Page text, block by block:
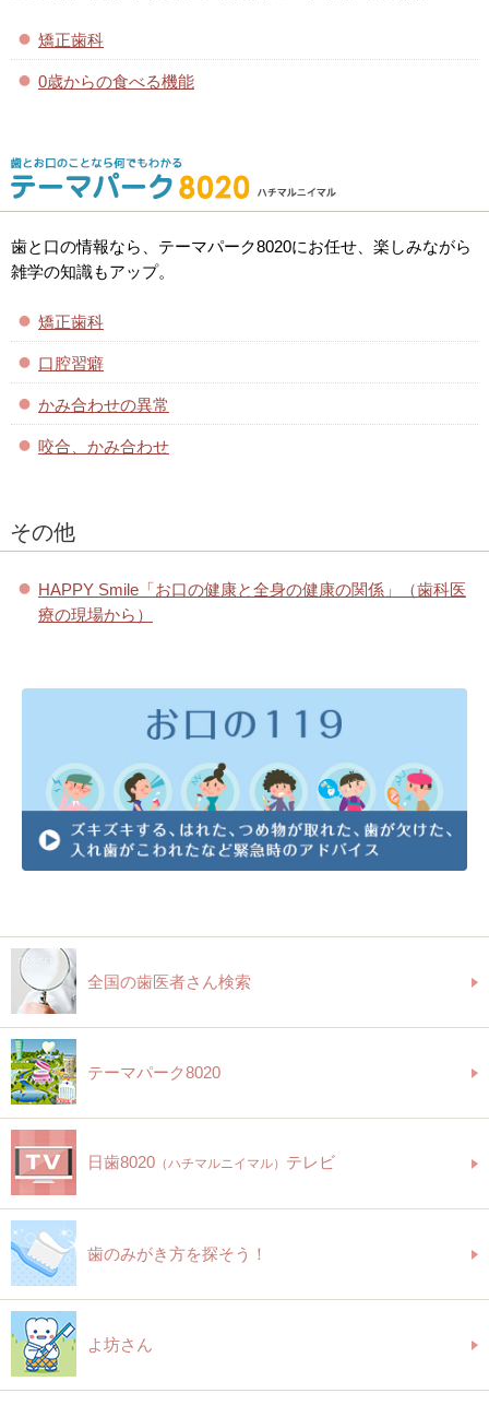
矯正歯科
0歳からの食べる機能
歯と口の情報なら、テーマパーク8020にお任せ、楽しみながら
雑学の知識もアップ。
矯正歯科
口腔習癖
かみ合わせの異常
咬合、かみ合わせ
その他
HAPPY Smile「お口の健康と全身の健康の関係」（歯科医
療の現場から）
全国の歯医者さん検索
テーマパーク8020
日歯8020 （ハチマルニイマル） テレビ
歯のみがき方を探そう！
よ坊さん